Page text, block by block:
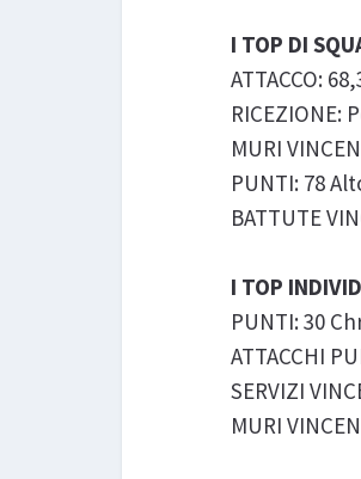
I TOP DI
ATTACCO:
RICEZIONE:
MURI
PUNTI: 78
BATTUTE
I TOP
PUNTI: 30
ATTACCHI
SERVIZI
MURI